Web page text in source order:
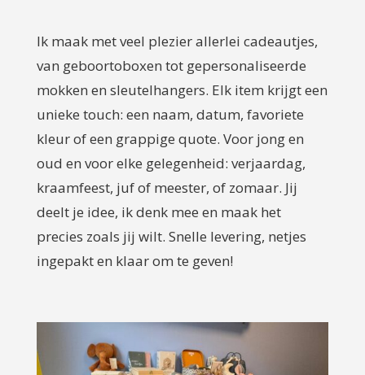
Ik maak met veel plezier allerlei cadeautjes,
van geboortoboxen tot gepersonaliseerde
mokken en sleutelhangers. Elk item krijgt een
unieke touch: een naam, datum, favoriete
kleur of een grappige quote. Voor jong en
oud en voor elke gelegenheid: verjaardag,
kraamfeest, juf of meester, of zomaar. Jij
deelt je idee, ik denk mee en maak het
precies zoals jij wilt. Snelle levering, netjes
ingepakt en klaar om te geven!